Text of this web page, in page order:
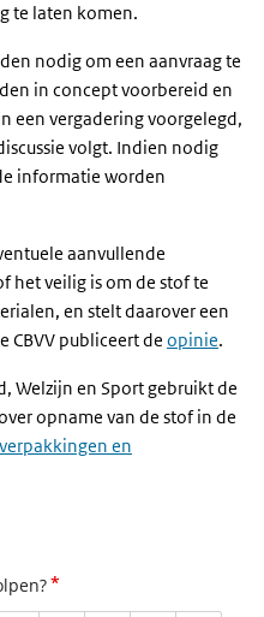
te laten komen.
nodig om een aanvraag te
in concept voorbereid en
een vergadering voorgelegd,
volgt. Indien nodig
informatie worden
aanvullende
het veilig is om de stof te
en stelt daarover een
CBVV publiceert de opinie.
Welzijn en Sport gebruikt de
opname van de stof in de
en
*